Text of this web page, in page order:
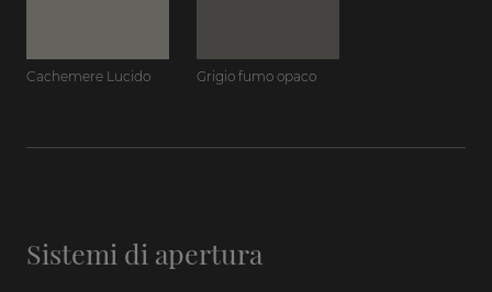
Cachemere Lucido Grigio fumo opaco
Sistemi di apertura